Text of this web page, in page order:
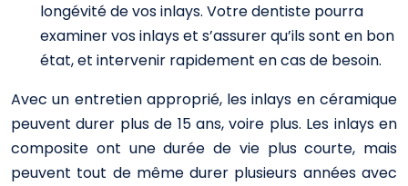
longévité de vos inlays. Votre dentiste pourra
examiner vos inlays et s’assurer qu’ils sont en bon
état, et intervenir rapidement en cas de besoin.
Avec un entretien approprié, les inlays en céramique
peuvent durer plus de 15 ans, voire plus. Les inlays en
composite ont une durée de vie plus courte, mais
peuvent tout de même durer plusieurs années avec